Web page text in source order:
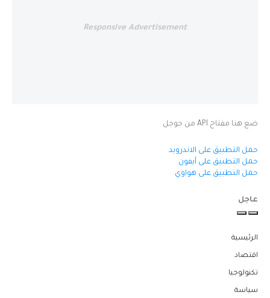
Responsive Advertisement
ضع هنا مفتاح API من جوجل
حمل التطبيق على الاندرويد
حمل التطبيق على آيفون
حمل التطبيق على هواوي
عاجل
الرئيسية
اقتصاد
تكنولوجيا
سياسة